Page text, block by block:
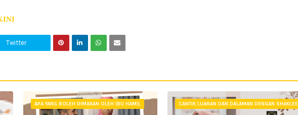
Twitter
APA YANG BOLEH DIMAKAN OLEH IBU HAMIL CANTIK LUARAN DAN DALAMAN DENGAN SHAKLEE